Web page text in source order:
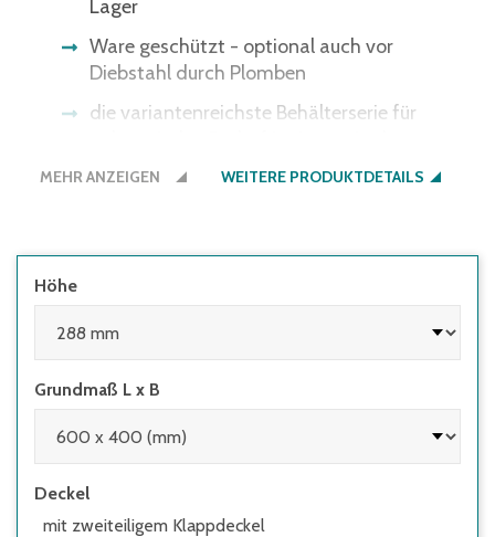
Lager
Ware geschützt - optional auch vor
Diebstahl durch Plomben
die variantenreichste Behälterserie für
Produktion und beim Transport
MEHR ANZEIGEN WEITERE PRODUKTDETAILS
Höhe
Grundmaß L x B
Deckel
mit zweiteiligem Klappdeckel